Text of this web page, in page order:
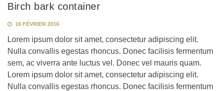
Birch bark container
16 FÉVRIER 2016
Lorem ipsum dolor sit amet, consectetur adipiscing elit.
Nulla convallis egestas rhoncus. Donec facilisis fermentum
sem, ac viverra ante luctus vel. Donec vel mauris quam.
Lorem ipsum dolor sit amet, consectetur adipiscing elit.
Nulla convallis egestas rhoncus. Donec facilisis fermentum